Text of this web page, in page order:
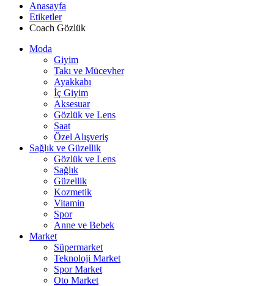
Anasayfa
Etiketler
Coach Gözlük
Moda
Giyim
Takı ve Mücevher
Ayakkabı
İç Giyim
Aksesuar
Gözlük ve Lens
Saat
Özel Alışveriş
Sağlık ve Güzellik
Gözlük ve Lens
Sağlık
Güzellik
Kozmetik
Vitamin
Spor
Anne ve Bebek
Market
Süpermarket
Teknoloji Market
Spor Market
Oto Market